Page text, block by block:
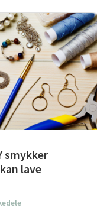
smykker
lave